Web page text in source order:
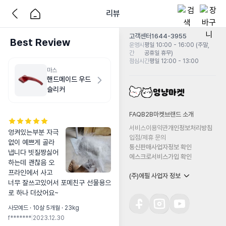
리뷰
Best Review
마스
핸드메이드 우드
슬리커
엉켜있는부분 자극
없이 예쁘게 골라
냅니다 빗질짱싫어
하는데 괜찮음 오
프라인에서 사고
너무 잘쓰고있어서 포메친구 선물용으
로 하나 더샀어요~
사모예드 · 10살 5개월 · 23kg
f******* 2023.12.30
고객센터1644-3955
운영시
간
평일 10:00 - 16:00 (주말,
공휴일 휴무)
점심시간평일 12:00 - 13:00
FAQB2B마켓 브랜드 소개
서비스이용약관개인정보처리방침
입점/제휴 문의
통신판매사업자정보 확인
에스크로서비스가입 확인
(주)에필 사업자 정보